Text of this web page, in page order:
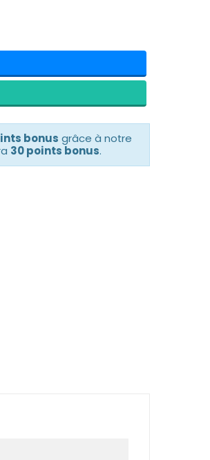
bonus grâce à notre
30 points bonus.